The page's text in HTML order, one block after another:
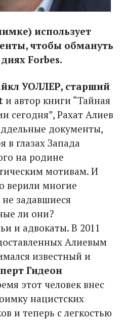
использует
чтобы обмануть
Forbes.
УОЛЛЕР, старший
и автор книги “Тайная
сегодня”, Рахат Алиев
документы,
в глазах Запада
на родине
мотивам. И
верили многие
задавшиеся
ли они?
и адвокаты. В 2011
Алиевым
известный и
Гидеон
этот человек внес
нацистских
и теперь с легкостью